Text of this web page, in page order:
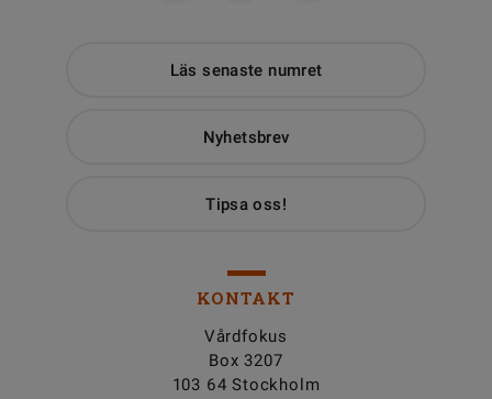
Läs senaste numret
Nyhetsbrev
Tipsa oss!
KONTAKT
Vårdfokus
Box 3207
103 64 Stockholm